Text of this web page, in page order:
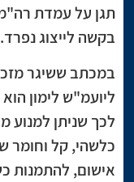
תגן על עמדת
בקשה לייצוג נפרד.
במכתב ששיגר
ליועמ"ש לימון
לכך שניתן למנוע
כלשהי, קל וחומר
אישום, להתמנות